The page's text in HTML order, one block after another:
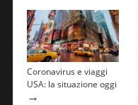
Coronavirus e viaggi
USA: la situazione oggi
→